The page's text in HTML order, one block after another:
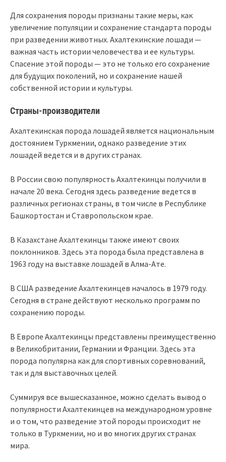
Для сохранения породы признаны такие меры, как
увеличение популяции и сохранение стандарта породы
при разведении животных. Ахалтекинские лошади —
важная часть истории человечества и ее культуры.
Спасение этой породы — это не только его сохранение
для будущих поколений, но и сохранение нашей
собственной истории и культуры.
Страны-производители
Ахалтекинская порода лошадей является национальным
достоянием Туркмении, однако разведение этих
лошадей ведется и в других странах.
В России свою популярность Ахалтекинцы получили в
начале 20 века. Сегодня здесь разведение ведется в
различных регионах страны, в том числе в Республике
Башкортостан и Ставропольском крае.
В Казахстане Ахалтекинцы также имеют своих
поклонников. Здесь эта порода была представлена в
1963 году на выставке лошадей в Алма-Ате.
В США разведение Ахалтекинцев началось в 1979 году.
Сегодня в стране действуют несколько программ по
сохранению породы.
В Европе Ахалтекинцы представлены преимущественно
в Великобритании, Германии и Франции. Здесь эта
порода популярна как для спортивных соревнований,
так и для выставочных целей.
Суммируя все вышесказанное, можно сделать вывод о
популярности Ахалтекинцев на международном уровне
и о том, что разведение этой породы происходит не
только в Туркмении, но и во многих других странах
мира.